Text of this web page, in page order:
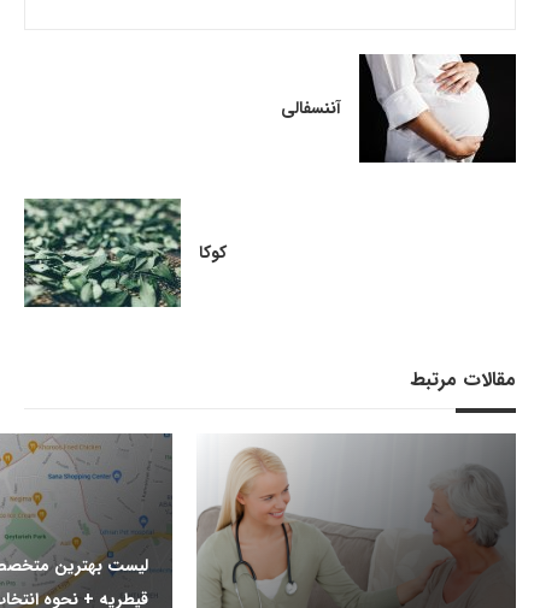
آننسفالی
کوکا
مقالات مرتبط
لیست بهترین
قیطریه + نحوه